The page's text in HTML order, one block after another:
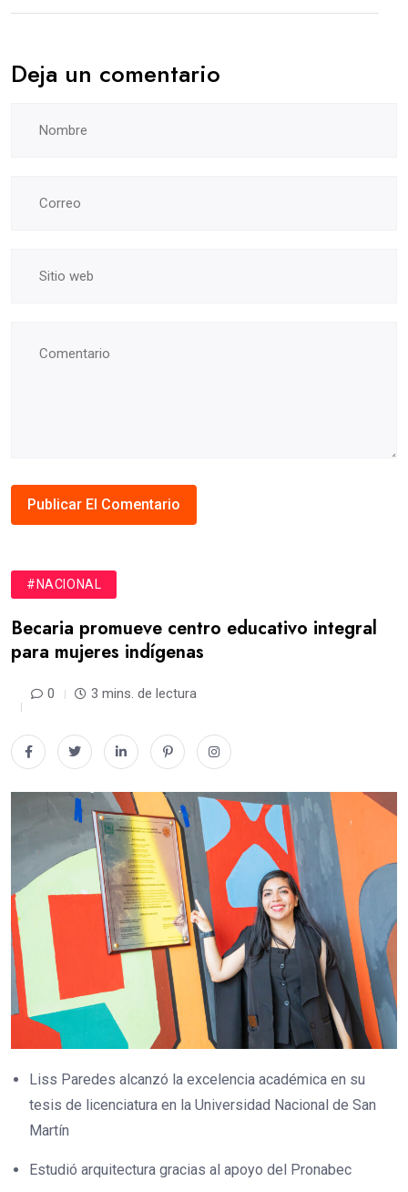
Deja un comentario
#NACIONAL
Becaria promueve centro educativo integral
para mujeres indígenas
0 3 mins. de lectura
Liss Paredes alcanzó la excelencia académica en su
tesis de licenciatura en la Universidad Nacional de San
Martín
Estudió arquitectura gracias al apoyo del Pronabec